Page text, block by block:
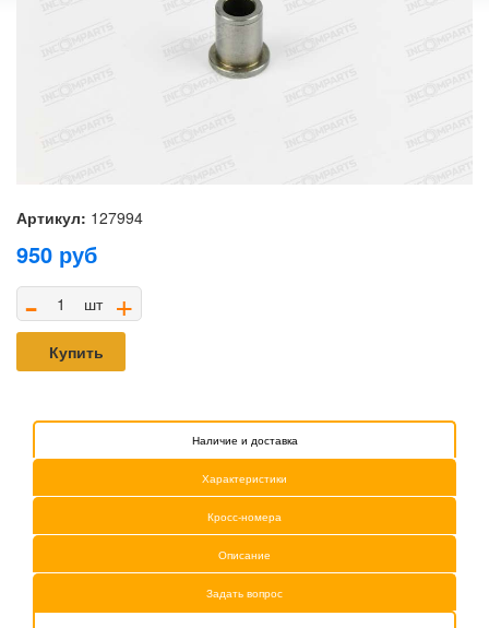
Артикул: 127994
950 руб
- шт +
Купить
Наличие и доставка
Характеристики
Кросс-номера
Описание
Задать вопрос